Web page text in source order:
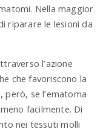
Nella maggior
riparare le lesioni da
l’azione
che favoriscono la
però, se l’ematoma
facilmente. Di
nei tessuti molli